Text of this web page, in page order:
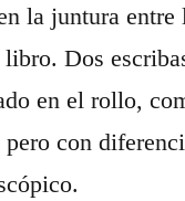
la juntura entre
libro. Dos
en el rollo,
con